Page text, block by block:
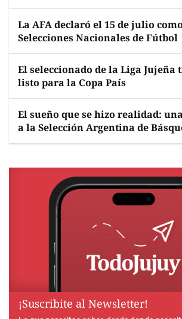
La AFA declaró el 15 de julio
Selecciones Nacionales de Fútbol
El seleccionado de la Liga Jujeña
listo para la Copa País
El sueño que se hizo realidad:
a la Selección Argentina de
¡Suscribite al Newsletter!